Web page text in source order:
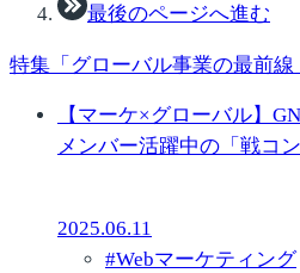
最後のページへ進む
特集「グローバル事業の最前線
【マーケ×グローバル】
メンバー活躍中の「戦コ
2025.06.11
#Webマーケティング